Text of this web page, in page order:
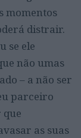
momentos
distrair.
se ele
não umas
– a não ser
parceiro
as suas